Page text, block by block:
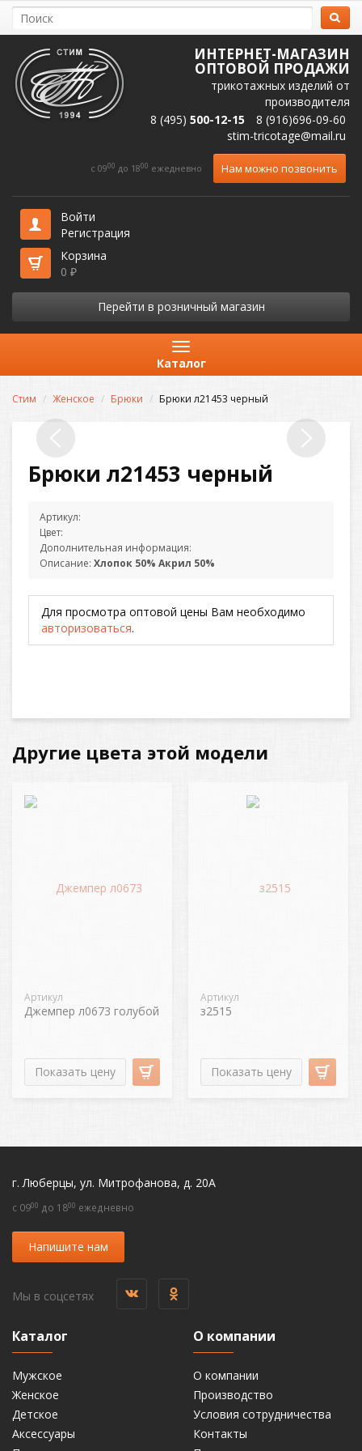
ИНТЕРНЕТ-МАГАЗИН
ОПТОВОЙ ПРОДАЖИ
трикотажных изделий от
производителя
8 (495) 500-12-15
8 (916)696-09-60
stim-tricotage@mail.ru
c 0900 до 1800 ежедневно Нам можно позвонить
Войти
Регистрация
Корзина
0 ₽
Перейти в розничный магазин
Каталог
Стим Женское Брюки Брюки л21453 черный
Брюки л21453 черный
Артикул:
Цвет:
Дополнительная информация:
Описание: Хлопок 50% Акрил 50%
Для просмотра оптовой цены Вам необходимо
авторизоваться.
Другие цвета этой модели
Артикул
Джемпер л0673 голубой
Показать цену
Артикул
з2515
Показать цену
г. Люберцы, ул. Митрофанова, д. 20А
c 0900 до 1800 ежедневно
Напишите нам
Мы в соцсетях
Каталог
Мужское
Женское
Детское
Аксессуары
О компании
О компании
Производство
Условия сотрудничества
Контакты